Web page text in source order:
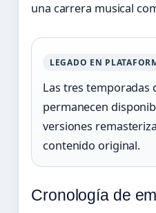
una carrera musical
LEGADO EN
Las tres temporadas
permanecen
versiones
contenido original.
Cronología de